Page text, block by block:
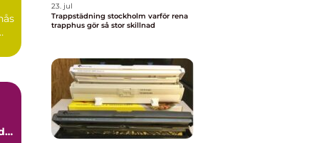
23. jul
Trappstädning stockholm varför rena
trapphus gör så stor skillnad